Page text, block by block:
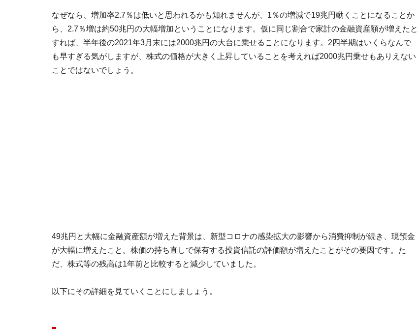
なぜなら、増加率2.7％は低いと思われるかも知れませんが、1％の増減で19兆円動くことになることか
ら、2.7％増は約50兆円の大幅増加ということになります。仮に同じ割合で家計の金融資産額が増えたと
すれば、半年後の2021年3月末には2000兆円の大台に乗せることになります。2四半期はいくらなんで
も早すぎる気がしますが、株式の価格が大きく上昇していることを考えれば2000兆円乗せもありえない
ことではないでしょう。
49兆円と大幅に金融資産額が増えた背景は、新型コロナの感染拡大の影響から消費抑制が続き、現預金
が大幅に増えたこと。株価の持ち直しで保有する投資信託の評価額が増えたことがその要因です。た
だ、株式等の残高は1年前と比較すると減少していました。
以下にその詳細を見ていくことにしましょう。